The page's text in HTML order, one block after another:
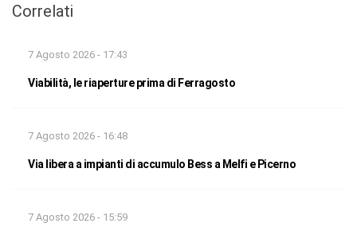
Correlati
7 Agosto 2026 - 17:43
Viabilità, le riaperture prima di Ferragosto
7 Agosto 2026 - 16:48
Via libera a impianti di accumulo Bess a Melfi e Picerno
7 Agosto 2026 - 15:59